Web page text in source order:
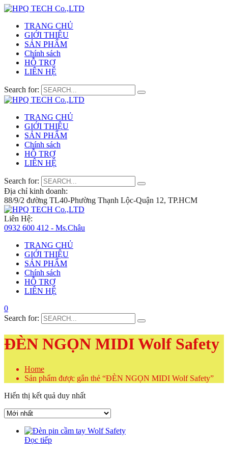
TRANG CHỦ
GIỚI THIỆU
SẢN PHẨM
Chính sách
HỖ TRỢ
LIÊN HỆ
Search for:
TRANG CHỦ
GIỚI THIỆU
SẢN PHẨM
Chính sách
HỖ TRỢ
LIÊN HỆ
Search for:
Địa chỉ kinh doanh:
88/9/2 đường TL40-Phường Thạnh Lộc-Quận 12, TP.HCM
Liên Hệ:
0932 600 412 - Ms.Châu
TRANG CHỦ
GIỚI THIỆU
SẢN PHẨM
Chính sách
HỖ TRỢ
LIÊN HỆ
0
Search for:
ĐÈN NGỌN MIDI Wolf Safety
Home
Sản phẩm được gắn thẻ “ĐÈN NGỌN MIDI Wolf Safety”
Hiển thị kết quả duy nhất
Đọc tiếp